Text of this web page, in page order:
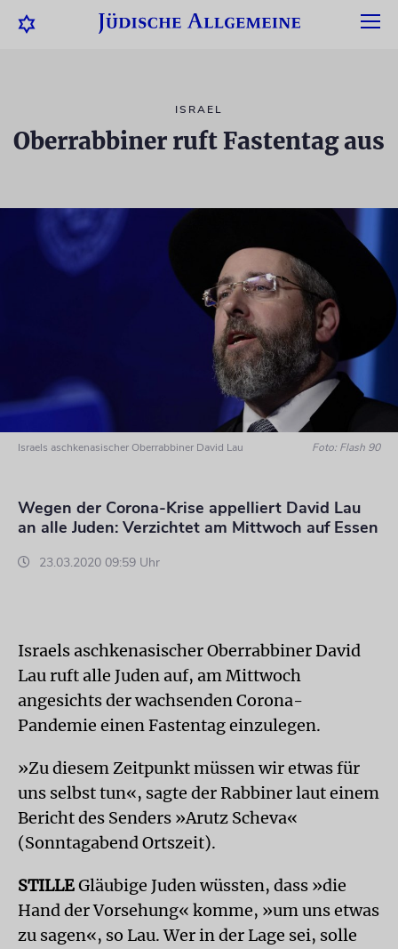
ISRAEL
Oberrabbiner ruft Fastentag aus
Israels aschkenasischer Oberrabbiner David Lau Foto: Flash 90
Wegen der Corona-Krise appelliert David Lau
an alle Juden: Verzichtet am Mittwoch auf Essen
23.03.2020 09:59 Uhr
Israels aschkenasischer Oberrabbiner David
Lau ruft alle Juden auf, am Mittwoch
angesichts der wachsenden Corona-
Pandemie einen Fastentag einzulegen.
»Zu diesem Zeitpunkt müssen wir etwas für
uns selbst tun«, sagte der Rabbiner laut einem
Bericht des Senders »Arutz Scheva«
(Sonntagabend Ortszeit).
STILLEGläubige Juden wüssten, dass »die
Hand der Vorsehung« komme, »um uns etwas
zu sagen«, so Lau. Wer in der Lage sei, solle